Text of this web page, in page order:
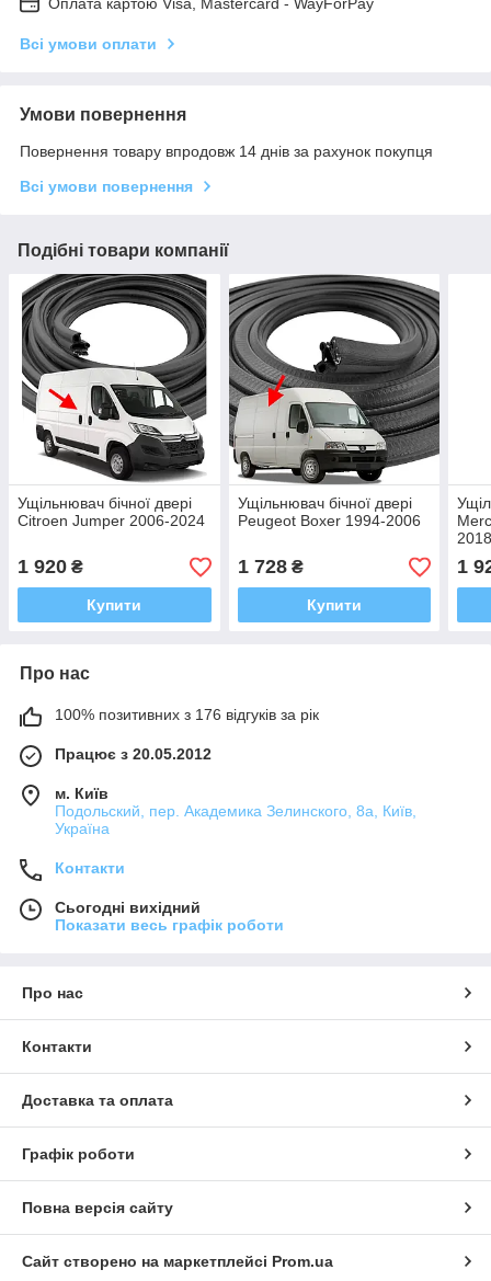
Всі умови оплати
Умови повернення
Повернення товару впродовж 14 днів за рахунок покупця
Всі умови повернення
Подібні товари компанії
Ущільнювач бічної двері
Citroen Jumper 2006-2024
1 920 ₴
Купити
Ущільнювач бічної двері
Peugeot Boxer 1994-2006
1 728₴
Купити
1
Про нас
100% позитивних з 176 відгуків за рік
Працює з 20.05.2012
м. Київ
Подольский, пер. Академика Зелинского, 8а, Київ,
Україна
Контакти
Сьогодні вихідний
Показати весь графік роботи
Про нас
Контакти
Доставка та оплата
Графік роботи
Повна версія сайту
Сайт створено на маркетплейсі Prom.ua